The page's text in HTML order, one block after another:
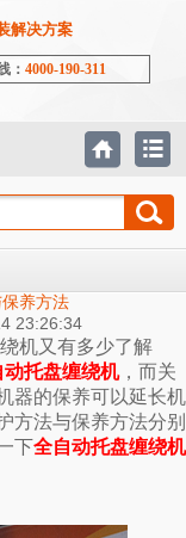
解决方案
： 4000-190-311
养方法
23:26:34
机又有多少了解
动托盘缠绕机，而关
器的保养可以延长机
方法与保养方法分别
下全自动托盘缠绕机